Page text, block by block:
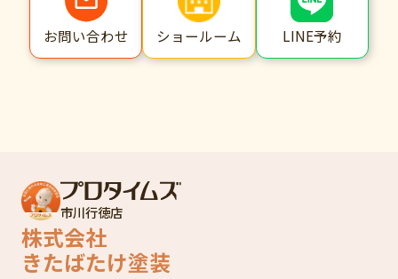
お問い合わせ ショールーム LINE予約
市川行徳店
株式会社
きたばたけ塗装